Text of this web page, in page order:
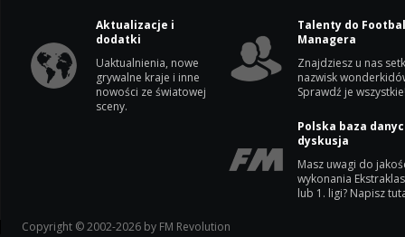
Aktualizacje i
dodatki
Uaktualnienia, nowe
grywalne kraje i inne
nowości ze światowej
sceny.
Talenty do
Managera
Znajdziesz u nas
nazwisk
Sprawdź je
Polska baza
dyskusja
Masz uwagi do
wykonania
lub 1. ligi? Napisz
Copyright © 2002-2026 by FM Revolution